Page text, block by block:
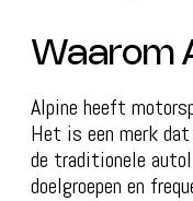
Waarom
Alpine heeft
Het is een merk
de traditionele
doelgroepen en